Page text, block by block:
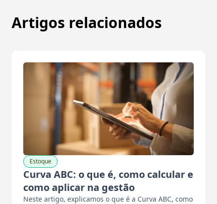
Artigos relacionados
Estoque
Curva ABC: o que é, como calcular e
como aplicar na gestão
Neste artigo, explicamos o que é a Curva ABC, como